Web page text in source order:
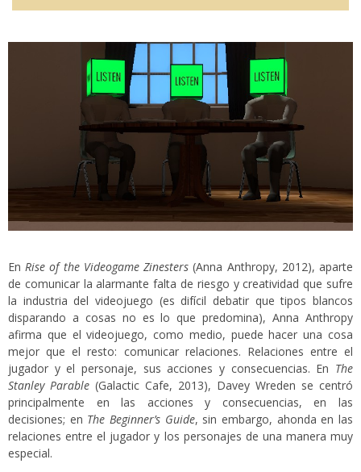
EnRise of the Videogame Zinesters(Anna Anthropy, 2012), aparte
de comunicar la alarmante falta de riesgo y creatividad que sufre
la industria del videojuego (es difícil debatir que tipos blancos
disparando a cosas no es lo que predomina), Anna Anthropy
afirma que el videojuego, como medio, puede hacer una cosa
mejor que el resto: comunicar relaciones. Relaciones entre el
jugador y el personaje, sus acciones y consecuencias. En The
Stanley Parable (Galactic Cafe, 2013), Davey Wreden se centró
principalmente en las acciones y consecuencias, en las
decisiones; en The Beginner’s Guide, sin embargo, ahonda en las
relaciones entre el jugador y los personajes de una manera muy
especial.